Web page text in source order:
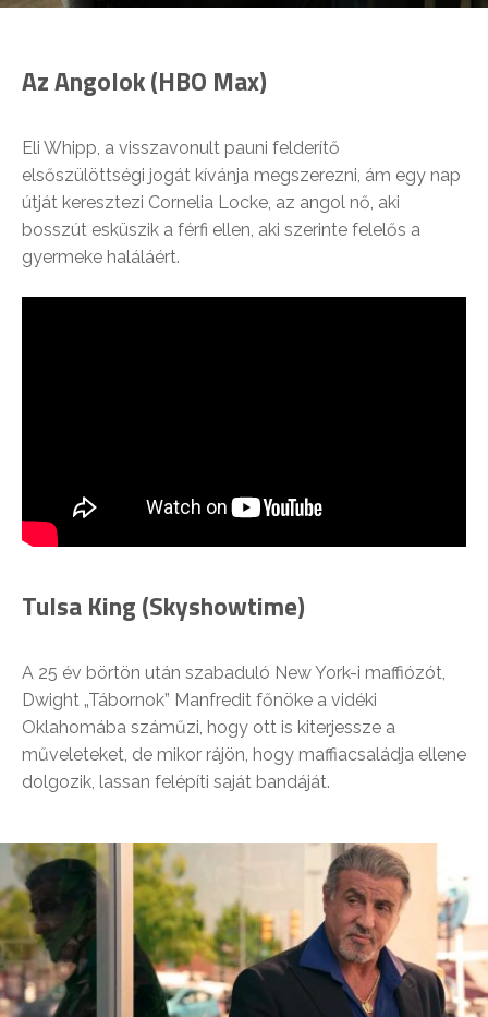
Az Angolok (HBO Max)
Eli Whipp, a visszavonult pauni felderítő
elsőszülöttségi jogát kívánja megszerezni, ám egy nap
útját keresztezi Cornelia Locke, az angol nő, aki
bosszút esküszik a férfi ellen, aki szerinte felelős a
gyermeke haláláért.
Tulsa King (Skyshowtime)
A 25 év börtön után szabaduló New York-i maffiózót,
Dwight „Tábornok” Manfredit főnöke a vidéki
Oklahomába száműzi, hogy ott is kiterjessze a
műveleteket, de mikor rájön, hogy maffiacsaládja ellene
dolgozik, lassan felépíti saját bandáját.